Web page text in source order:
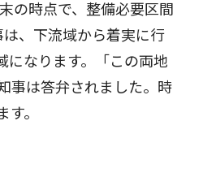
の時点で、整備必要区間
は、下流域から着実に行
になります。「この両地
事は答弁されました。時
。